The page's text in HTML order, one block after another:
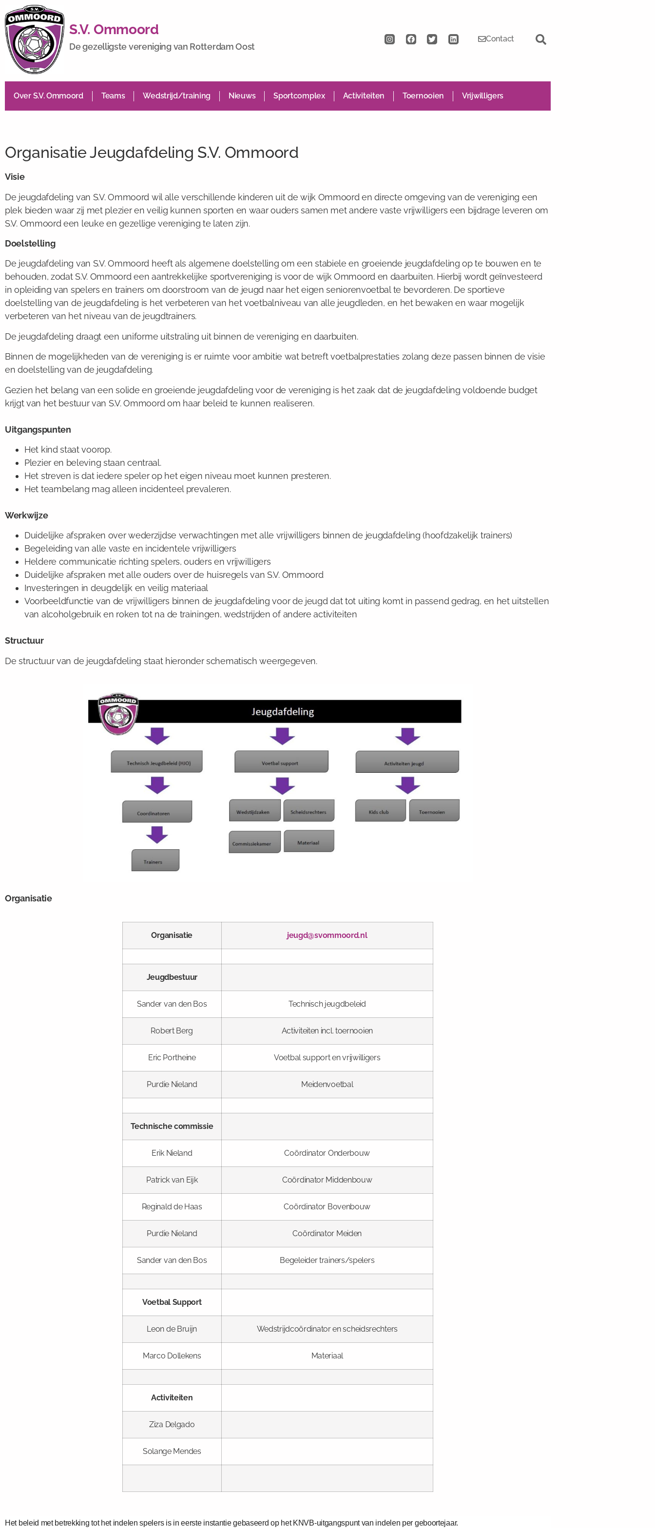
S.V. Ommoord
De gezelligste vereniging van Rotterdam Oost
Contact
Over S.V. Ommoord Teams Wedstrijd/training Nieuws Sportcomplex Activiteiten Toernooien Vrijwilligers
Organisatie Jeugdafdeling S.V. Ommoord
Visie
De jeugdafdeling van S.V. Ommoord wil alle verschillende kinderen uit de wijk Ommoord en directe omgeving van de vereniging een
plek bieden waar zij met plezier en veilig kunnen sporten en waar ouders samen met andere vaste vrijwilligers een bijdrage leveren om
S.V. Ommoord een leuke en gezellige vereniging te laten zijn.
Doelstelling
De jeugdafdeling van S.V. Ommoord heeft als algemene doelstelling om een stabiele en groeiende jeugdafdeling op te bouwen en te
behouden, zodat S.V. Ommoord een aantrekkelijke sportvereniging is voor de wijk Ommoord en daarbuiten. Hierbij wordt geïnvesteerd
in opleiding van spelers en trainers om doorstroom van de jeugd naar het eigen seniorenvoetbal te bevorderen. De sportieve
doelstelling van de jeugdafdeling is het verbeteren van het voetbalniveau van alle jeugdleden, en het bewaken en waar mogelijk
verbeteren van het niveau van de jeugdtrainers.
De jeugdafdeling draagt een uniforme uitstraling uit binnen de vereniging en daarbuiten.
Binnen de mogelijkheden van de vereniging is er ruimte voor ambitie wat betreft voetbalprestaties zolang deze passen binnen de visie
en doelstelling van de jeugdafdeling.
Gezien het belang van een solide en groeiende jeugdafdeling voor de vereniging is het zaak dat de jeugdafdeling voldoende budget
krijgt van het bestuur van S.V. Ommoord om haar beleid te kunnen realiseren.
Uitgangspunten
Het kind staat voorop.
Plezier en beleving staan centraal.
Het streven is dat iedere speler op het eigen niveau moet kunnen presteren.
Het teambelang mag alleen incidenteel prevaleren.
Werkwijze
Duidelijke afspraken over wederzijdse verwachtingen met alle vrijwilligers binnen de jeugdafdeling (hoofdzakelijk trainers)
Begeleiding van alle vaste en incidentele vrijwilligers
Heldere communicatie richting spelers, ouders en vrijwilligers
Duidelijke afspraken met alle ouders over de huisregels van S.V. Ommoord
Investeringen in deugdelijk en veilig materiaal
Voorbeeldfunctie van de vrijwilligers binnen de jeugdafdeling voor de jeugd dat tot uiting komt in passend gedrag, en het uitstellen
van alcoholgebruik en roken tot na de trainingen, wedstrijden of andere activiteiten
Structuur
De structuur van de jeugdafdeling staat hieronder schematisch weergegeven.
Organisatie
Organisatie jeugd@svommoord.nl
Jeugdbestuur
Sander van den Bos Technisch jeugdbeleid
Robert Berg Activiteiten incl. toernooien
Eric Portheine Voetbal support en vrijwilligers
Purdie Nieland Meidenvoetbal
Technische commissie
Erik Nieland Coördinator Onderbouw
Patrick van Eijk Coördinator Middenbouw
Reginald de Haas Coördinator Bovenbouw
Purdie Nieland Coördinator Meiden
Sander van den Bos Begeleider trainers/spelers
Voetbal Support
Leon de Bruijn Wedstrijdcoördinator en scheidsrechters
Marco Dollekens Materiaal
Activiteiten
Ziza Delgado
Solange Mendes
Het beleid met betrekking tot het indelen spelers is in eerste instantie gebaseerd op het KNVB-uitgangspunt van indelen per geboortejaar.